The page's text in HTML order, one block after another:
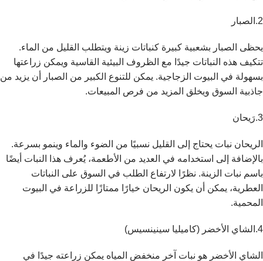
2.الصبار
يحظى الصبار بشعبية كبيرة كنباتات زينة ويتطلب القليل من الماء.
تتكيف هذه النباتات جيدًا مع الظروف البيئية القاسية ويمكن زراعتها
بسهولة في البيوت الزجاجية. يمكن للتنوع الكبير من الصبار أن يزيد من
جاذبية السوق ويخلق المزيد من فرص المبيعات.
3.رَيحان
الريحان نبات يحتاج إلى القليل نسبيًا من الضوء والماء وينمو بسرعة.
بالإضافة إلى استخدامه في العديد من الأطعمة، يُعرف هذا النبات أيضًا
باسم نبات الزينة. نظرًا لارتفاع الطلب في السوق على النباتات
العطرية، يمكن أن يكون الريحان خيارًا ممتازًا للزراعة في البيوت
المحمية.
4.الشاي الأخضر (كاميليا سينينسيس)
الشاي الأخضر هو نبات آخر منخفض المياه يمكن زراعته جيدًا في